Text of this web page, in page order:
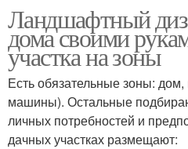
Ландшафтный
дома своими
участка на зоны
Есть обязательные зоны:
машины). Остальные
личных потребностей и
дачных участках размещают: